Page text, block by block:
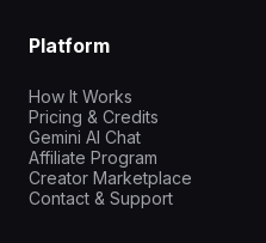
Platform
How It Works
Pricing & Credits
Gemini AI Chat
Affiliate Program
Creator Marketplace
Contact & Support